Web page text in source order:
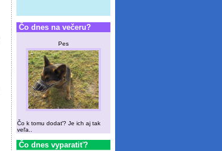
Čo dnes na večeru?
Pes
Čo k tomu dodať? Je ich aj tak
veľa..
Čo dnes vyparatiť?